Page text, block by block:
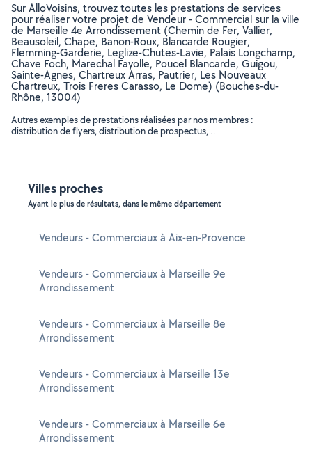
Sur AlloVoisins, trouvez toutes les prestations de services
pour réaliser votre projet de Vendeur - Commercial sur la ville
de Marseille 4e Arrondissement (Chemin de Fer, Vallier,
Beausoleil, Chape, Banon-Roux, Blancarde Rougier,
Flemming-Garderie, Leglize-Chutes-Lavie, Palais Longchamp,
Chave Foch, Marechal Fayolle, Poucel Blancarde, Guigou,
Sainte-Agnes, Chartreux Arras, Pautrier, Les Nouveaux
Chartreux, Trois Freres Carasso, Le Dome) (Bouches-du-
Rhône, 13004)
Autres exemples de prestations réalisées par nos membres :
distribution de flyers, distribution de prospectus, ..
Villes proches
Ayant le plus de résultats, dans le même département
Vendeurs - Commerciaux à Aix-en-Provence
Vendeurs - Commerciaux à Marseille 9e
Arrondissement
Vendeurs - Commerciaux à Marseille 8e
Arrondissement
Vendeurs - Commerciaux à Marseille 13e
Arrondissement
Vendeurs - Commerciaux à Marseille 6e
Arrondissement